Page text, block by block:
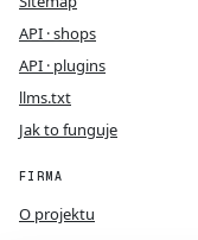
API · shops
API · plugins
llms.txt
Jak to funguje
FIRMA
O projektu